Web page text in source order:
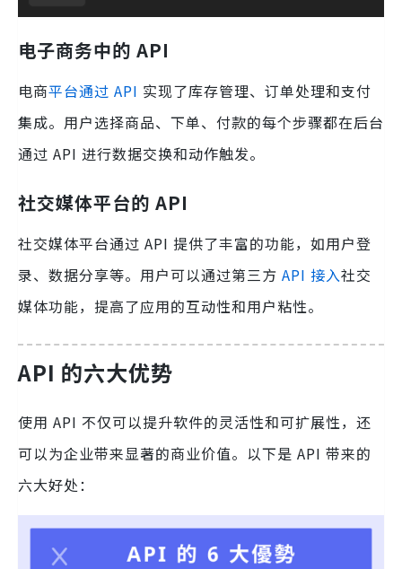
电子商务中的 API
电商平台通过 API 实现了库存管理、订单处理和支付
集成。用户选择商品、下单、付款的每个步骤都在后台
通过 API 进行数据交换和动作触发。
社交媒体平台的 API
社交媒体平台通过 API 提供了丰富的功能，如用户登
录、数据分享等。用户可以通过第三方 API 接入社交
媒体功能，提高了应用的互动性和用户粘性。
API 的六大优势
使用 API 不仅可以提升软件的灵活性和可扩展性，还
可以为企业带来显著的商业价值。以下是 API 带来的
六大好处：